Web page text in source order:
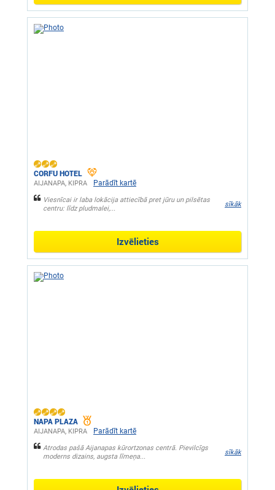
CORFU HOTEL
AIJANAPA, KIPRA Parādīt kartē
Viesnīcai ir laba lokācija attiecībā pret jūru un pilsētas
centru: līdz pludmalei,...
sīkāk
Izvēlieties
NAPA PLAZA
AIJANAPA, KIPRA Parādīt kartē
Atrodas pašā Aijanapas kūrortzonas centrā. Pievilcīgs
moderns dizains, augsta līmeņa...
sīkāk